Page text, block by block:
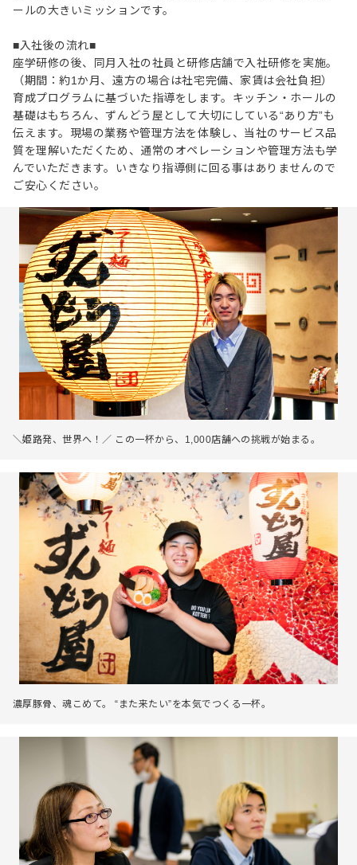
ールの大きいミッションです。
■入社後の流れ■
座学研修の後、同月入社の社員と研修店舗で入社研修を実施。
（期間：約1か月、遠方の場合は社宅完備、家賃は会社負担）
育成プログラムに基づいた指導をします。キッチン・ホールの
基礎はもちろん、ずんどう屋として大切にしている“あり方”も
伝えます。現場の業務や管理方法を体験し、当社のサービス品
質を理解いただくため、通常のオペレーションや管理方法も学
んでいただきます。いきなり指導側に回る事はありませんので
ご安心ください。
＼姫路発、世界へ！／ この一杯から、1,000店舗への挑戦が始まる。
濃厚豚骨、魂こめて。 “また来たい”を本気でつくる一杯。